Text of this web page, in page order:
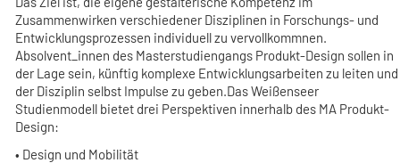
Zusammenwirken verschiedener Disziplinen in Forschungs- und
Entwicklungsprozessen individuell zu vervollkommnen.
Absolvent_innen des Masterstudiengangs Produkt-Design sollen in
der Lage sein, künftig komplexe Entwicklungsarbeiten zu leiten und
der Disziplin selbst Impulse zu geben.Das Weißenseer
Studienmodell bietet drei Perspektiven innerhalb des MA Produkt-
Design:
• Design und Mobilität